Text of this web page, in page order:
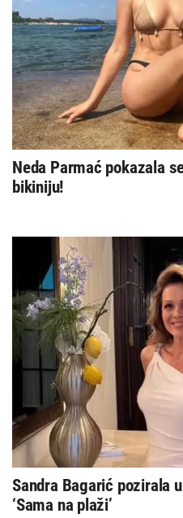
Neda Parmać pokazala
bikiniju!
Sandra Bagarić pozirala
‘Sama na plaži’